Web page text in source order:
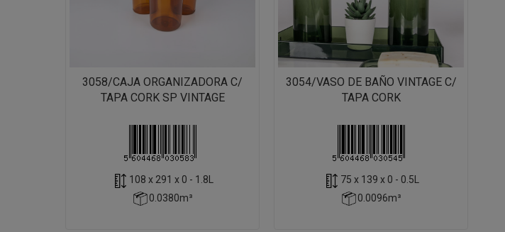
3058/CAJA ORGANIZADORA C/
TAPA CORK SP VINTAGE
108 x 291 x 0 - 1.8L
0.0380m³
3054/VASO DE BAÑO VINTAGE C/
TAPA CORK
75 x 139 x 0 - 0.5L
0.0096m³